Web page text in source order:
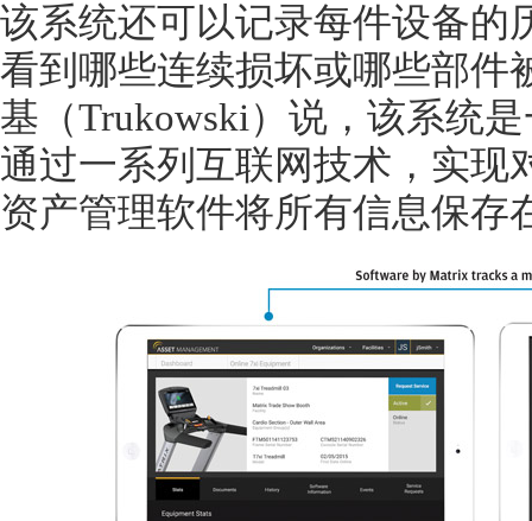
该系统还可以记录每件设备的
看到哪些连续损坏或哪些部件
基（Trukowski）说，该系统
通过一系列互联网技术，实现
资产管理软件将所有信息保存